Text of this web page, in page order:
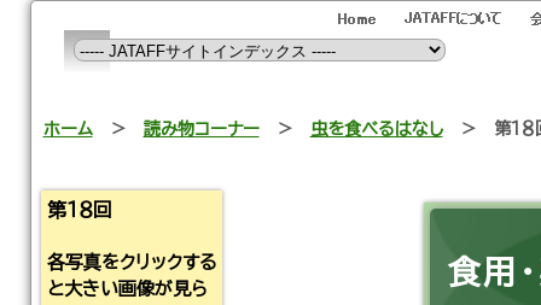
ホーム＞ 読み物コーナー＞ 虫を食べるはなし＞ 第１８
第１８回
各写真をクリックする
と大きい画像が見ら
食用